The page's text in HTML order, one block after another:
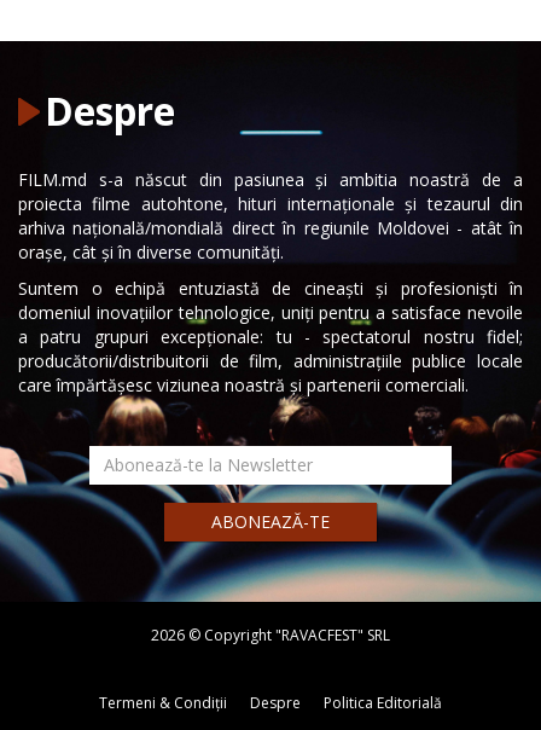
Despre
FILM.md s-a născut din pasiunea și ambitia noastră de a
proiecta filme autohtone, hituri internaționale și tezaurul din
arhiva națională/mondială direct în regiunile Moldovei - atât în
orașe, cât și în diverse comunități.
Suntem o echipă entuziastă de cineaști și profesioniști în
domeniul inovațiilor tehnologice, uniți pentru a satisface nevoile
a patru grupuri excepționale: tu - spectatorul nostru fidel;
producătorii/distribuitorii de film, administrațiile publice locale
care împărtășesc viziunea noastră și partenerii comerciali.
ABONEAZĂ-TE
2026 © Copyright "RAVACFEST" SRL
Termeni & Condiții Despre Politica Editorială